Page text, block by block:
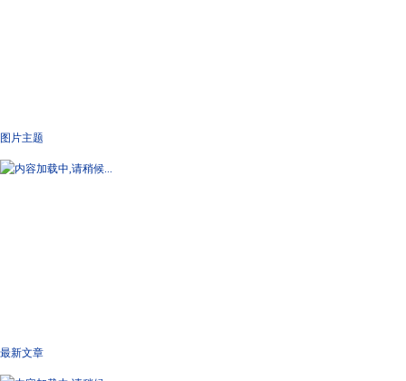
图片主题
最新文章